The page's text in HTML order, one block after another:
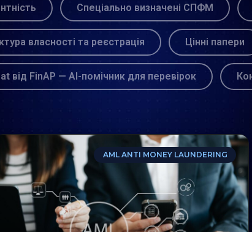
Спеціально визначені СПФМ
власності та реєстрація Цінні папери
від FinAP — AI-помічник для перевірок
AML ANTI MONEY LAUNDERING